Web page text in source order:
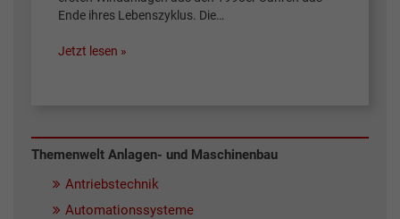
Ende ihres Lebenszyklus. Die…
Jetzt lesen »
Themenwelt Anlagen- und Maschinenbau
Antriebstechnik
Automationssysteme